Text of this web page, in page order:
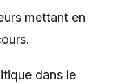
mettant en
dans le